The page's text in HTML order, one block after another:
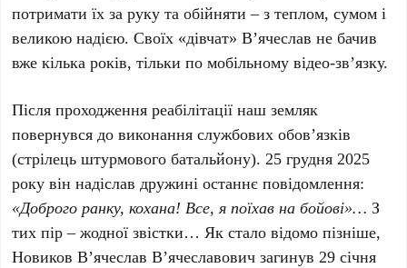
потримати їх за руку та обійняти – з теплом, сумом і
великою надією. Своїх «дівчат» В’ячеслав не бачив
вже кілька років, тільки по мобільному відео-зв’язку.
Після проходження реабілітації наш земляк
повернувся до виконання службових обов’язків
(стрілець штурмового батальйону). 25 грудня 2025
року він надіслав дружині останнє повідомлення:
«Доброго ранку, кохана! Все, я поїхав на бойові»… З
тих пір – жодної звістки… Як стало відомо пізніше,
Новиков В’ячеслав В’ячеславович загинув 29 січня